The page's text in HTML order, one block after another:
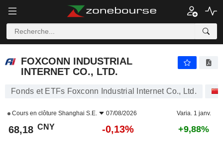
FOXCONN INDUSTRIAL
INTERNET CO., LTD.
Fonds et ETFs Foxconn Industrial Internet Co., Ltd.
Cours en clôture Shanghai S.E. 07/08/2026 Varia. 1 janv.
68,18 CNY -0,13% +9,88%